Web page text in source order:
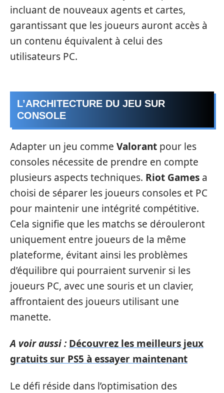
incluant de nouveaux agents et cartes,
garantissant que les joueurs auront accès à
un contenu équivalent à celui des
utilisateurs PC.
L’ARCHITECTURE DU JEU SUR
CONSOLE
Adapter un jeu comme Valorant pour les
consoles nécessite de prendre en compte
plusieurs aspects techniques. Riot Games a
choisi de séparer les joueurs consoles et PC
pour maintenir une intégrité compétitive.
Cela signifie que les matchs se dérouleront
uniquement entre joueurs de la même
plateforme, évitant ainsi les problèmes
d’équilibre qui pourraient survenir si les
joueurs PC, avec une souris et un clavier,
affrontaient des joueurs utilisant une
manette.
A voir aussi : Découvrez les meilleurs jeux
gratuits sur PS5 à essayer maintenant
Le défi réside dans l’optimisation des